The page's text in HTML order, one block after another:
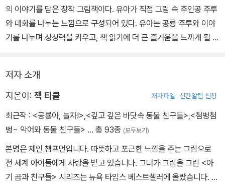
의 이야기를 담은 창작 그림책이다. 유아가 직접 그림 속 주인공 주루
와 대화를 나누는 느낌으로 구성되어 있다. 유아는 공룡 주루와 이야
기를 나누며 상상력을 키우고, 책 읽기에 더 큰 즐거움을 느끼게 될 것
저자 소개
지은이: 잭 티클 저자파일 신간알림 신청
최근작 : <공룡아, 놀자!>,<깊고 깊은 바닷속 동물 친구들>,<첨벙첨
벙~ 악어와 동물 친구들> … 총 93종 (모두보기)
본명은 제인 챔프먼입니다. 따뜻하고 포근한 느낌을 주는 그림으로
전 세계 아이들에게 사랑을 받고 있습니다. 그녀가 그림을 그린 <아
기 곰과 친구들> 시리즈는 뉴욕 타임스 베스트셀러에 올랐습니다. 주